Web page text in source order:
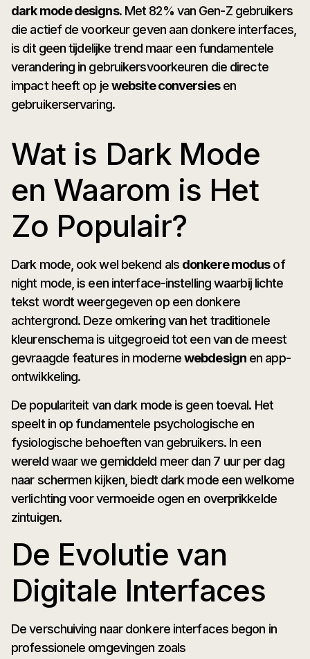
dark mode designs. Met 82% van Gen-Z gebruikers
die actief de voorkeur geven aan donkere interfaces,
is dit geen tijdelijke trend maar een fundamentele
verandering in gebruikersvoorkeuren die directe
impact heeft op jewebsite conversiesen
gebruikerservaring.
Wat is Dark Mode
en Waarom is Het
Zo Populair?
Dark mode, ook wel bekend als donkere modusof
night mode, is een interface-instelling waarbij lichte
tekst wordt weergegeven op een donkere
achtergrond. Deze omkering van het traditionele
kleurenschema is uitgegroeid tot een van de meest
gevraagde features in modernewebdesignen app-
ontwikkeling.
De populariteit van dark mode is geen toeval. Het
speelt in op fundamentele psychologische en
fysiologische behoeften van gebruikers. In een
wereld waar we gemiddeld meer dan 7 uur per dag
naar schermen kijken, biedt dark mode een welkome
verlichting voor vermoeide ogen en overprikkelde
zintuigen.
De Evolutie van
Digitale Interfaces
De verschuiving naar donkere interfaces begon in
professionele omgevingen zoals